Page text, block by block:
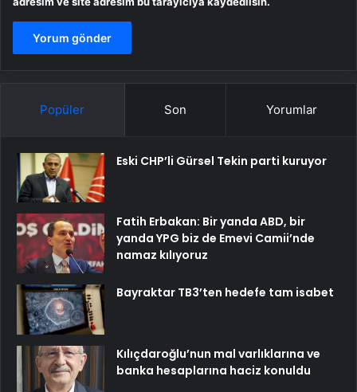
Popüler Son Yorumlar
Eski CHP’li Gürsel Tekin parti kuruyor
Fatih Erbakan: Bir yanda ABD, bir
yanda YPG biz de Emevi Camii’nde
namaz kılıyoruz
Bayraktar TB3’ten hedefe tam isabet
Kılıçdaroğlu’nun mal varlıklarına ve
banka hesaplarına haciz konuldu